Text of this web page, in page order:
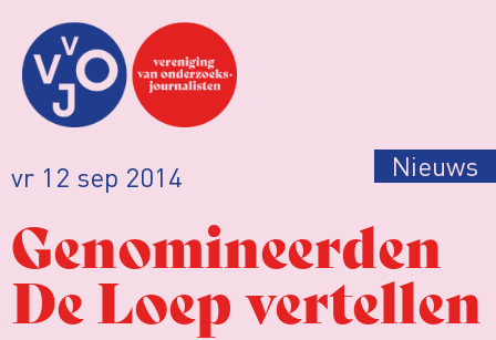
vr 12 sep 2014 Nieuws
Genomineerden
De Loep vertellen